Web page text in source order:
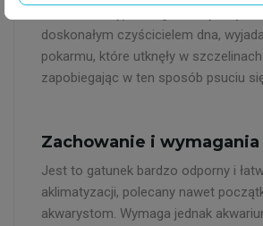
doskonałym czyścicielem dna,
pokarmu, które utknęły w
zapobiegając w ten sposób psuciu
Zachowanie i wymagania
Jest to gatunek bardzo odporny i
aklimatyzacji, polecany nawet
akwarystom. Wymaga jednak